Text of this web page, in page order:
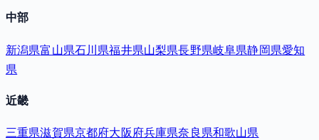
中部
新潟県富山県石川県福井県山梨県長野県岐阜県静岡県愛知
県
近畿
三重県滋賀県京都府大阪府兵庫県奈良県和歌山県